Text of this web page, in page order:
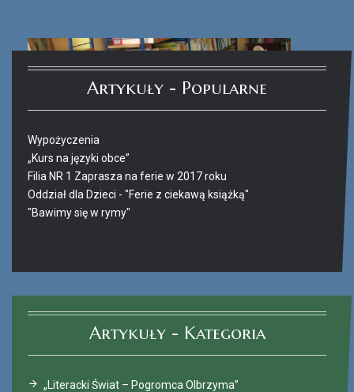
Artykuły - Popularne
Wypożyczenia
„Kurs na języki obce”
Filia NR 1 Zaprasza na ferie w 2017 roku
Oddział dla Dzieci - "Ferie z ciekawą książką"
"Bawimy się w rymy"
Artykuły - Kategoria
„Literacki Świat – Pogromca Olbrzyma”